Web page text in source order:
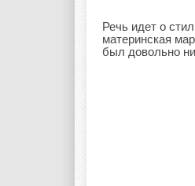
Речь идет о
материнская
был довольно